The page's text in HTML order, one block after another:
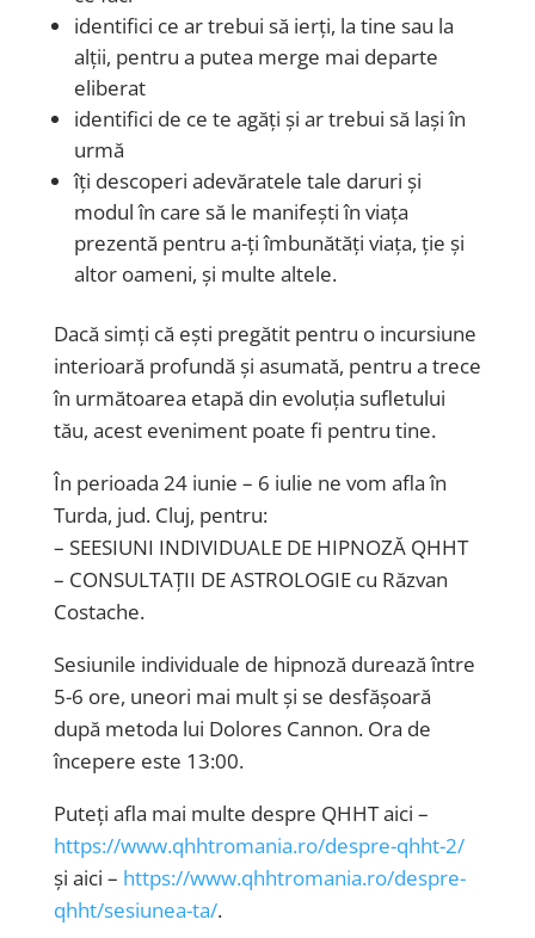
identifici ce ar trebui să ierți, la tine sau la
alții, pentru a putea merge mai departe
eliberat
identifici de ce te agăți și ar trebui să lași în
urmă
îți descoperi adevăratele tale daruri și
modul în care să le manifești în viața
prezentă pentru a-ți îmbunătăți viața, ție și
altor oameni, și multe altele.
Dacă simți că ești pregătit pentru o incursiune
interioară profundă și asumată, pentru a trece
în următoarea etapă din evoluția sufletului
tău, acest eveniment poate fi pentru tine.
În perioada 24 iunie – 6 iulie ne vom afla în
Turda, jud. Cluj, pentru:
– SEESIUNI INDIVIDUALE DE HIPNOZĂ QHHT
– CONSULTAȚII DE ASTROLOGIE cu Răzvan
Costache.
Sesiunile individuale de hipnoză durează între
5-6 ore, uneori mai mult și se desfășoară
după metoda lui Dolores Cannon. Ora de
începere este 13:00.
Puteți afla mai multe despre QHHT aici –
https://www.qhhtromania.ro/despre-qhht-2/
și aici – https://www.qhhtromania.ro/despre-
qhht/sesiunea-ta/.